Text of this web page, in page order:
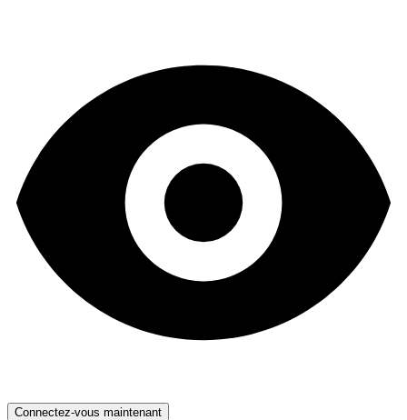
Connectez-vous maintenant